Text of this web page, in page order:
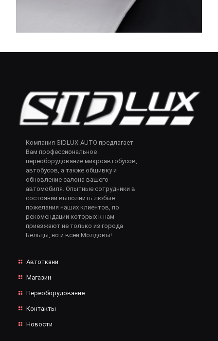
Компания SIDLUX-AUTO предлагает
Вам профессиональное
переоборудование микроавтобусов,
автобусов, а также обшивку и
обновление салона вашего
автомобиля. Опытные сотрудники в
состоянии выполнить любые
пожелания наших клиентов, по
рекомендации которых к нам
приезжают не только из города
Бельцы, но и всей Молдовы!
Автоткани
Магазин
Переоборудование
Контакты
Новости